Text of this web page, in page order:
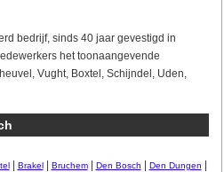
bedrijf, sinds 40 jaar gevestigd in
het toonaangevende
Vught, Boxtel, Schijndel, Uden,
| Brakel| Bruchem| Den Bosch Den Dungen